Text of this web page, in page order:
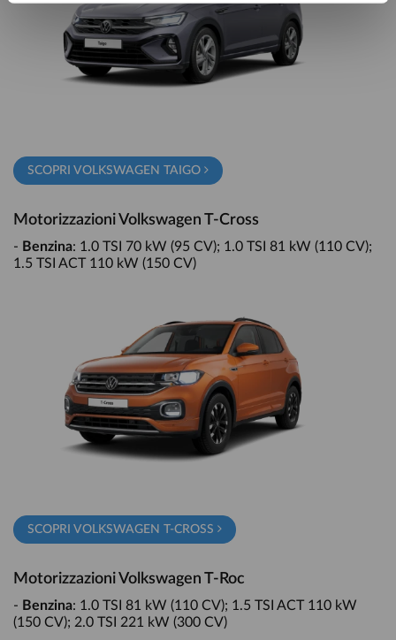
SCOPRI VOLKSWAGEN TAIGO
Motorizzazioni Volkswagen T-Cross
- Benzina: 1.0 TSI 70 kW (95 CV); 1.0 TSI 81 kW (110 CV);
1.5 TSI ACT 110 kW (150 CV)
SCOPRI VOLKSWAGEN T-CROSS
Motorizzazioni Volkswagen T-Roc
- Benzina: 1.0 TSI 81 kW (110 CV); 1.5 TSI ACT 110 kW
(150 CV); 2.0 TSI 221 kW (300 CV)